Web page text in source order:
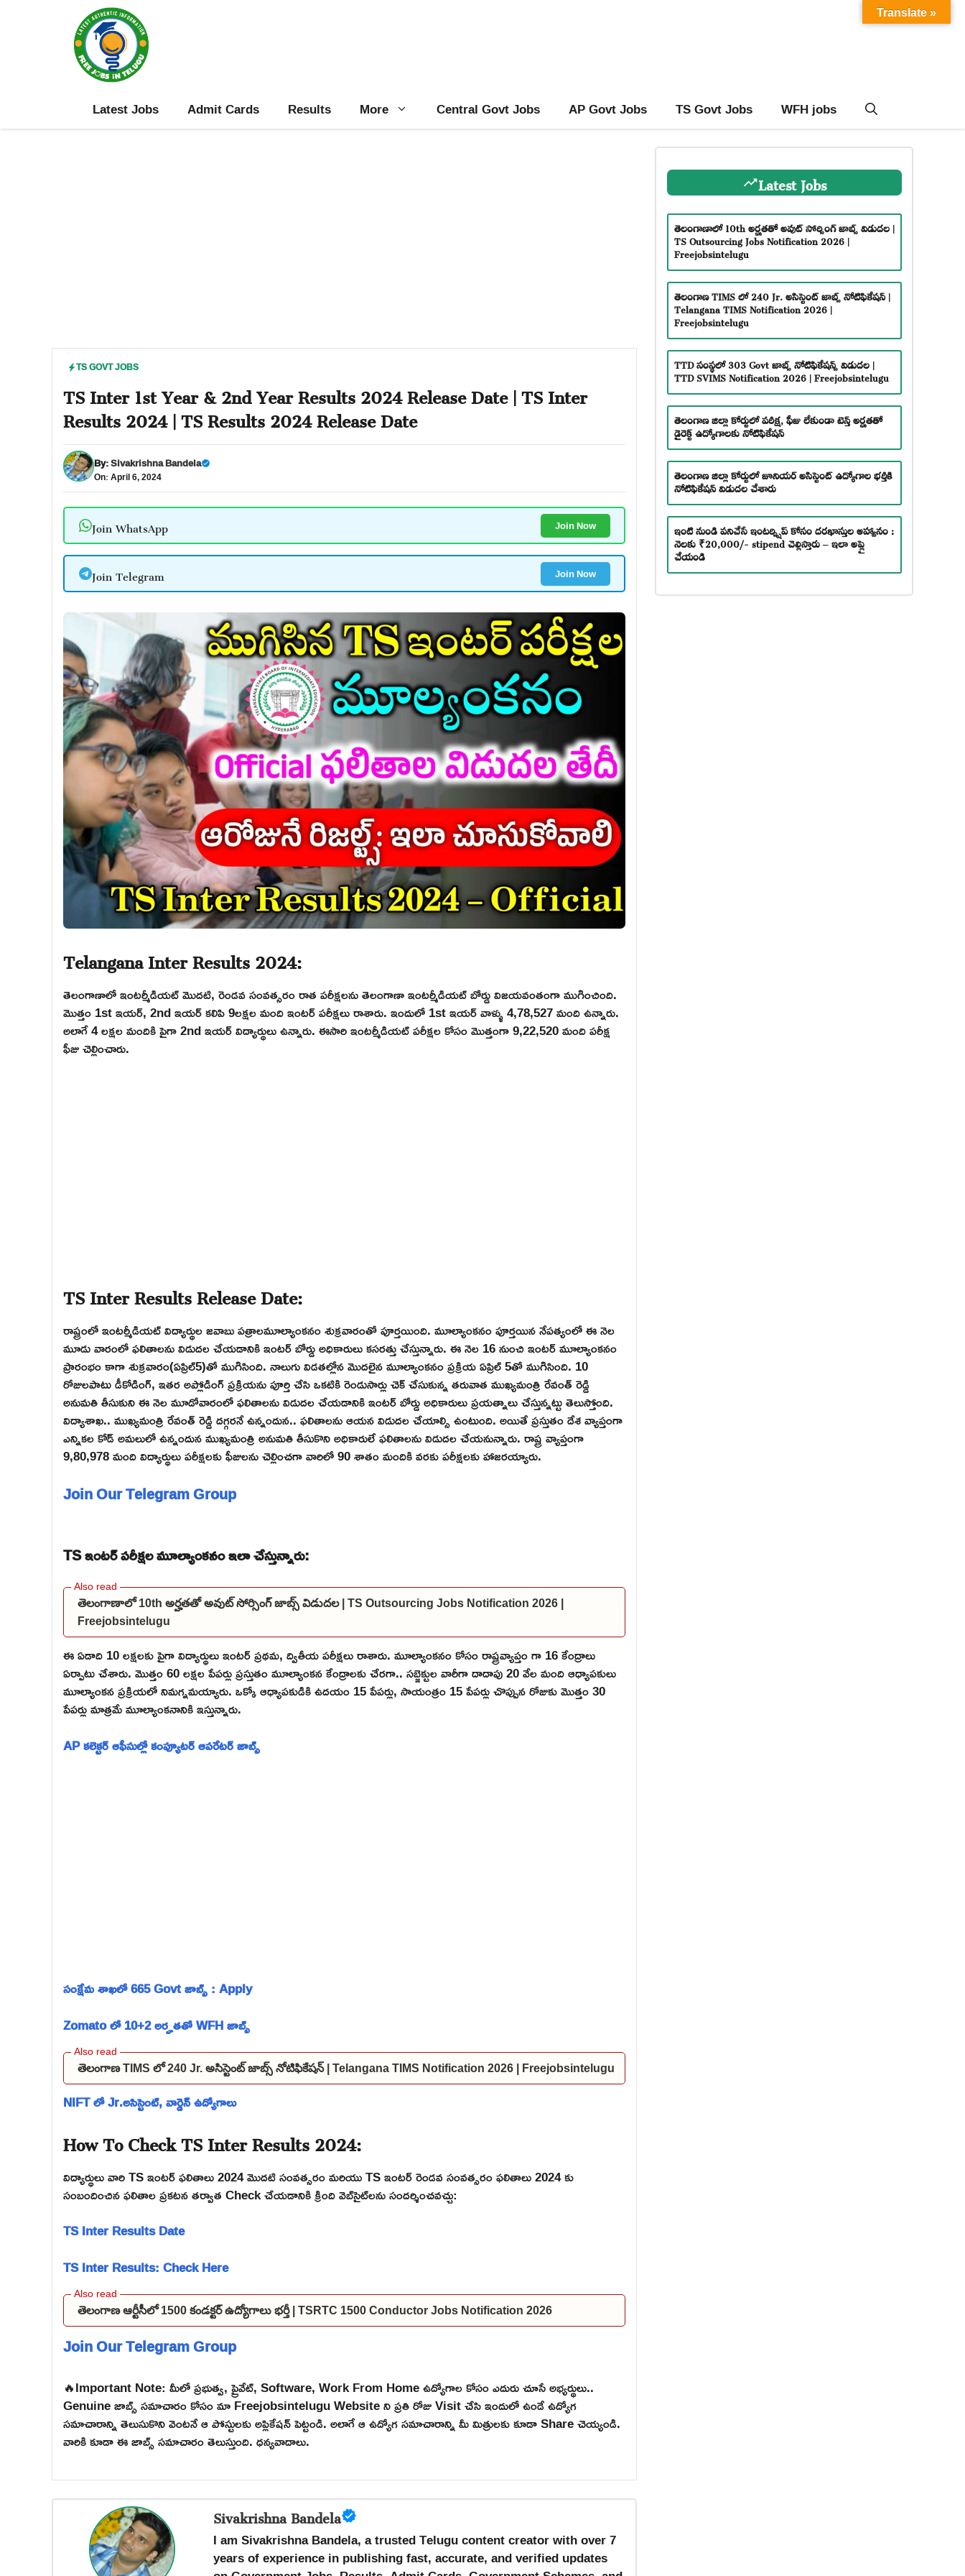
Latest Jobs Admit Cards Results More Central Govt Jobs AP Govt Jobs TS Govt Jobs WFH jobs
TS GOVT JOBS
TS Inter 1st Year & 2nd Year Results 2024 Release Date | TS Inter
Results 2024 | TS Results 2024 Release Date
By:Sivakrishna Bandela
On: April 6, 2024
Join WhatsApp Join Now
Join Telegram Join Now
Telangana Inter Results 2024:
తెలంగాణాలో ఇంటర్మీడియట్ మొదటి, రెండవ సంవత్సరం రాత పరీక్షలను తెలంగాణా ఇంటర్మీడియట్ బోర్డు విజయవంతంగా ముగించింది.
మొత్తం 1st ఇయర్, 2nd ఇయర్ కలిపి 9లక్షల మంది ఇంటర్ పరీక్షలు రాశారు. ఇందులో 1st ఇయర్ వాళ్ళు 4,78,527 మంది ఉన్నారు.
అలాగే 4 లక్షల మందికి పైగా 2nd ఇయర్ విద్యార్థులు ఉన్నారు. ఈసారి ఇంటర్మీడియట్ పరీక్షల కోసం మొత్తంగా 9,22,520 మంది పరీక్ష
ఫీజు చెల్లించారు.
TS Inter Results Release Date:
రాష్ట్రంలో ఇంటర్మీడియట్ విద్యార్థుల జవాబు పత్రాలమూల్యాంకనం శుక్రవారంతో పూర్తయింది. మూల్యాంకనం పూర్తయిన నేపత్యంలో ఈ నెల
మూడు వారంలో ఫలితాలను విడుదల చేయడానికి ఇంటర్ బోర్డు అధికారులు కసరత్తు చేస్తున్నారు. ఈ నెల 16 నుంచి ఇంటర్ మూల్యాంకనం
ప్రారంభం కాగా శుక్రవారం(ఏప్రిల్5)తో ముగిసింది. నాలుగు విడతల్లోన మొదలైన మూల్యాంకనం ప్రక్రియ ఏప్రిల్ 5తో ముగిసింది. 10
రోజులపాటు డీకోడింగ్, ఇతర అప్లోడింగ్ ప్రక్రియను పూర్తి చేసి ఒకటికి రెండుసార్లు చెక్ చేసుకున్న తరువాత ముఖ్యమంత్రి రేవంత్ రెడ్డి
అనుమతి తీసుకుని ఈ నెల మూడోవారంలో ఫలితాలను విడుదల చేయడానికి ఇంటర్ బోర్డు అధికారులు ప్రయత్నాలు చేస్తున్నట్టు తెలుస్తోంది.
విద్యాశాఖ.. ముఖ్యమంత్రి రేవంత్ రెడ్డి దగ్గరనే ఉన్నందున.. ఫలితాలను ఆయన విడుదల చేయాల్సి ఉంటుంది. అయితే ప్రస్తుతం దేశ వ్యాప్తంగా
ఎన్నికల కోడ్ అమలులో ఉన్నందున ముఖ్యమంత్రి అనుమతి తీసుకొని అధికారులే ఫలితాలను విడుదల చేయనున్నారు. రాష్ట్ర వ్యాప్తంగా
9,80,978 మంది విద్యార్థులు పరీక్షలకు ఫీజులను చెల్లించగా వారిలో 90 శాతం మందికి వరకు పరీక్షలకు హాజరయ్యారు.
Join Our Telegram Group
TS ఇంటర్ పరీక్షల మూల్యాంకనం ఇలా చేస్తున్నారు:
తెలంగాణాలో 10th అర్హతతో అవుట్ సోర్సింగ్ జాబ్స్ విడుదల | TS Outsourcing Jobs Notification 2026 |
Freejobsintelugu
ఈ ఏడాది 10 లక్షలకు పైగా విద్యార్థులు ఇంటర్ ప్రథమ, ద్వితీయ పరీక్షలు రాశారు. మూల్యాంకనం కోసం రాష్ట్రవ్యాప్తం గా 16 కేంద్రాలు
ఏర్పాటు చేశారు. మొత్తం 60 లక్షల పేపర్లు ప్రస్తుతం మూల్యాంకన కేంద్రాలకు చేరగా.. సబ్జెక్టుల వారీగా దాదాపు 20 వేల మంది ఆధ్యాపకులు
మూల్యాంకన ప్రక్రియలో నిమగ్నమయ్యారు. ఒక్కో ఆధ్యాపకుడికి ఉదయం 15 పేపర్లు, సాయంత్రం 15 పేపర్లు చొప్పున రోజుకు మొత్తం 30
పేపర్లు మాత్రమే మూల్యాంకనానికి ఇస్తున్నారు.
AP కలెక్టర్ ఆఫీసుల్లో కంప్యూటర్ ఆపరేటర్ జాబ్స్
సంక్షేమ శాఖలో 665 Govt జాబ్స్ : Apply
Zomato లో 10+2 అర్హతతో WFH జాబ్స్
తెలంగాణ TIMS లో 240 Jr. అసిస్టెంట్ జాబ్స్ నోటిఫికేషన్ | Telangana TIMS Notification 2026 | Freejobsintelugu
NIFT లో Jr.అసిస్టెంట్, వార్డెన్ ఉద్యోగాలు
How To Check TS Inter Results 2024:
విద్యార్థులు వారి TS ఇంటర్ ఫలితాలు 2024 మొదటి సంవత్సరం మరియు TS ఇంటర్ రెండవ సంవత్సరం ఫలితాలు 2024 కు
సంబందించిన ఫలితాల ప్రకటన తర్వాత Check చేయడానికి క్రింది వెబ్‌సైట్‌లను సందర్శించవచ్చు:
TS Inter Results Date
TS Inter Results: Check Here
తెలంగాణ ఆర్టీసీలో 1500 కండక్టర్ ఉద్యోగాలు భర్తీ | TSRTC 1500 Conductor Jobs Notification 2026
Join Our Telegram Group
🔥Important Note: మీలో ప్రభుత్వ, ప్రైవేట్, Software, Work From Home ఉద్యోగాల కోసం ఎదురు చూసే అభ్యర్థులు..
Genuine జాబ్స్ సమాచారం కోసం మా Freejobsintelugu Website ని ప్రతి రోజు Visit చేసి ఇందులో ఉండే ఉద్యోగ
సమాచారాన్ని తెలుసుకొని వెంటనే ఆ పోస్టులకు అప్లికేషన్ పెట్టండి. అలాగే ఆ ఉద్యోగ సమాచారాన్ని మీ మిత్రులకు కూడా Share చెయ్యండి.
వారికి కూడా ఈ జాబ్స్ సమాచారం తెలుస్తుంది. ధన్యవాదాలు.
Sivakrishna Bandela
I am Sivakrishna Bandela, a trusted Telugu content creator with over 7
years of experience in publishing fast, accurate, and verified updates
Latest Jobs
తెలంగాణాలో 10th అర్హతతో అవుట్ సోర్సింగ్ జాబ్స్ విడుదల |
TS Outsourcing Jobs Notification 2026 |
Freejobsintelugu
తెలంగాణ TIMS లో 240 Jr. అసిస్టెంట్ జాబ్స్ నోటిఫికేషన్ |
Telangana TIMS Notification 2026 |
Freejobsintelugu
TTD సంస్థలో 303 Govt జాబ్స్ నోటిఫికేషన్స్ విడుదల |
TTD SVIMS Notification 2026 | Freejobsintelugu
తెలంగాణ జిల్లా కోర్టులో పరీక్ష, ఫీజు లేకుండా టెన్త్ అర్హతతో
డైరెక్ట్ ఉద్యోగాలకు నోటిఫికేషన్
తెలంగాణ జిల్లా కోర్టులో జూనియర్ అసిస్టెంట్ ఉద్యోగాల భర్తీకి
నోటిఫికేషన్ విడుదల చేశారు
ఇంటి నుండి పనిచేసే ఇంటర్న్షిప్ కోసం దరఖాస్తుల ఆహ్వానం :
నెలకు ₹20,000/- stipend చెల్లిస్తారు – ఇలా అప్లై
చేయండి
Translate »